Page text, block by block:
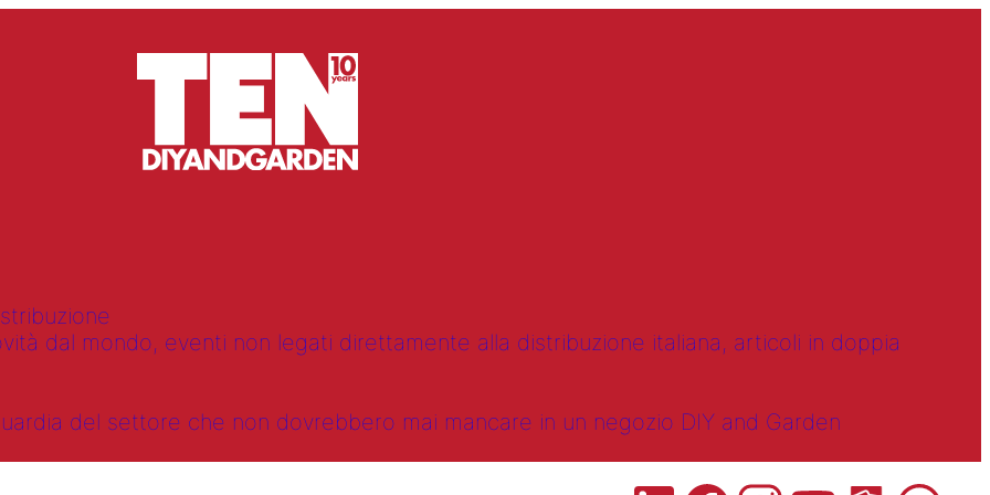
dal mondo, eventi non legati direttamente alla distribuzione italiana, articoli in doppia
del settore che non dovrebbero mai mancare in un negozio DIY and Garden